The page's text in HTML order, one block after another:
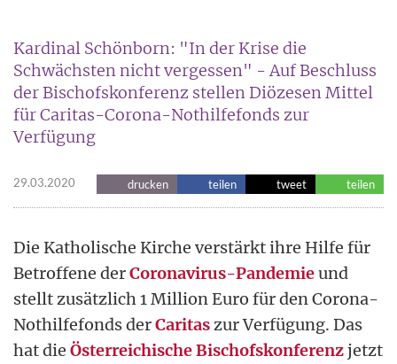
Kardinal Schönborn: "In der Krise die
Schwächsten nicht vergessen" - Auf Beschluss
der Bischofskonferenz stellen Diözesen Mittel
für Caritas-Corona-Nothilfefonds zur
Verfügung
29.03.2020 drucken teilen tweet teilen
Die Katholische Kirche verstärkt ihre Hilfe für
Betroffene derCoronavirus-Pandemieund
stellt zusätzlich 1 Million Euro für den Corona-
Nothilfefonds derCaritas zur Verfügung. Das
hat die Österreichische Bischofskonferenzjetzt